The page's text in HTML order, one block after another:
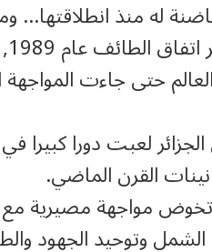
له منذ
حتى جاءت المواجهة
لعبت دورا كبيرا
القرن الماضي.
تخوض مواجهة مصيرية مع
وتوحيد الجهود